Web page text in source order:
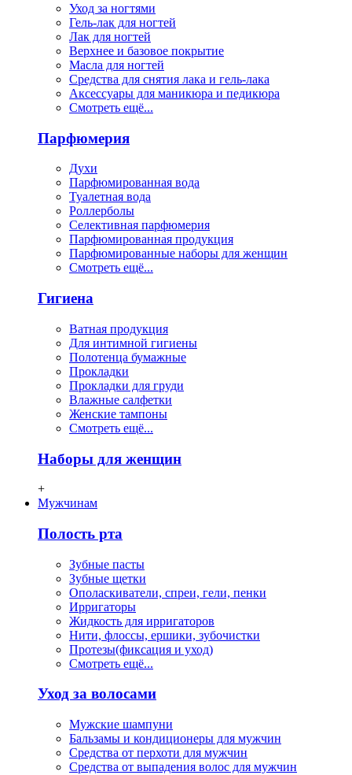
Уход за ногтями
Гель-лак для ногтей
Лак для ногтей
Верхнее и базовое покрытие
Масла для ногтей
Средства для снятия лака и гель-лака
Аксессуары для маникюра и педикюра
Смотреть ещё...
Парфюмерия
Духи
Парфюмированная вода
Туалетная вода
Роллерболы
Селективная парфюмерия
Парфюмированная продукция
Парфюмированные наборы для женщин
Смотреть ещё...
Гигиена
Ватная продукция
Для интимной гигиены
Полотенца бумажные
Прокладки
Прокладки для груди
Влажные салфетки
Женские тампоны
Смотреть ещё...
Наборы для женщин
+
Мужчинам
Полость рта
Зубные пасты
Зубные щетки
Ополаскиватели, спреи, гели, пенки
Ирригаторы
Жидкость для ирригаторов
Нити, флосcы, ершики, зубочистки
Протезы(фиксация и уход)
Смотреть ещё...
Уход за волосами
Мужские шампуни
Бальзамы и кондиционеры для мужчин
Средства от перхоти для мужчин
Средства от выпадения волос для мужчин